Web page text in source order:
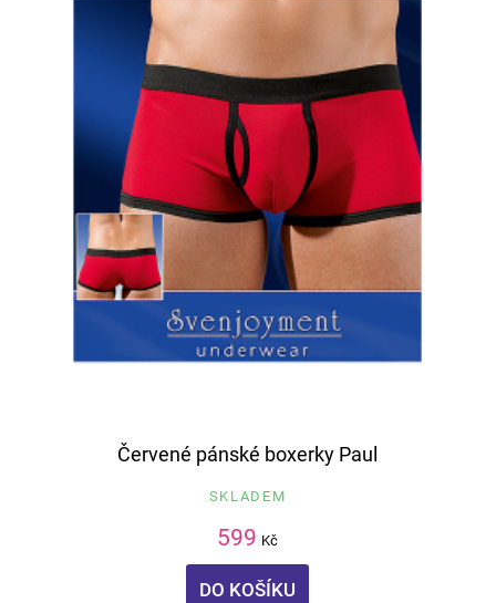
Červené pánské boxerky Paul
SKLADEM
599 Kč
DO KOŠÍKU